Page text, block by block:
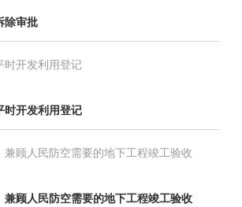
除审批
时开发利用登记
时开发利用登记
兼顾人民防空需要的地下工程竣工验收
兼顾人民防空需要的地下工程竣工验收